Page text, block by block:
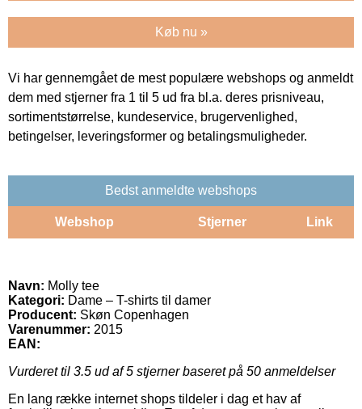
Køb nu »
Vi har gennemgået de mest populære webshops og anmeldt
dem med stjerner fra 1 til 5 ud fra bl.a. deres prisniveau,
sortimentstørrelse, kundeservice, brugervenlighed,
betingelser, leveringsformer og betalingsmuligheder.
Bedst anmeldte webshops
Webshop Stjerner Link
Navn: Molly tee
Kategori: Dame – T-shirts til damer
Producent: Skøn Copenhagen
Varenummer: 2015
EAN:
Vurderet til 3.5 ud af 5 stjerner baseret på 50 anmeldelser
En lang række internet shops tildeler i dag et hav af